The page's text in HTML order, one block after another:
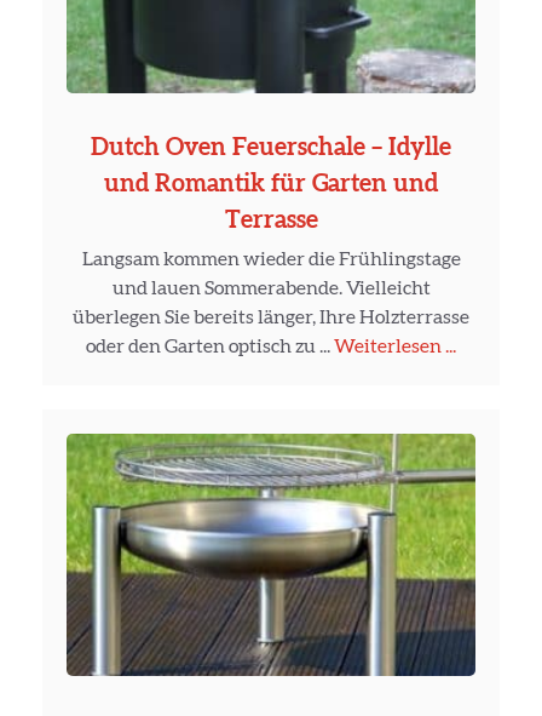
Dutch Oven Feuerschale – Idylle
und Romantik für Garten und
Terrasse
Langsam kommen wieder die Frühlingstage
und lauen Sommerabende. Vielleicht
überlegen Sie bereits länger, Ihre Holzterrasse
oder den Garten optisch zu ...Weiterlesen ...